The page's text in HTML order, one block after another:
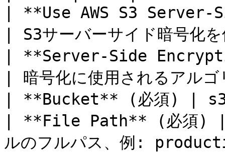
| **Use AWS S3
| S3サーバーサイド暗号化
| **Server-Side
| 暗号化に使用されるアル
| **Bucket** (必須) | s3
| **File Path** (必須) |
ルのフルパス、例: